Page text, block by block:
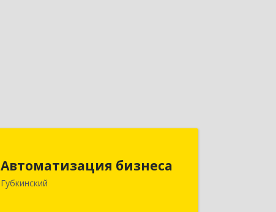
Автоматизация бизнеса
Губкинский
629830, Ямало-Ненецкий АО,